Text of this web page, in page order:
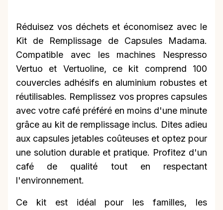
Réduisez vos déchets et économisez avec le
Kit de Remplissage de Capsules Madama.
Compatible avec les machines Nespresso
Vertuo et Vertuoline, ce kit comprend 100
couvercles adhésifs en aluminium robustes et
réutilisables. Remplissez vos propres capsules
avec votre café préféré en moins d'une minute
grâce au kit de remplissage inclus. Dites adieu
aux capsules jetables coûteuses et optez pour
une solution durable et pratique. Profitez d'un
café de qualité tout en respectant
l'environnement.
Ce kit est idéal pour les familles, les